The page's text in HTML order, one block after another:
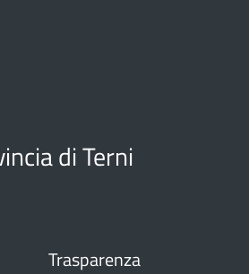
di Terni
Trasparenza